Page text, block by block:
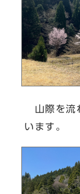
山際を流
います。